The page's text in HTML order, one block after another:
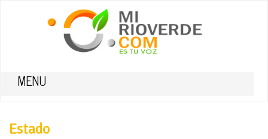
MENU
Estado